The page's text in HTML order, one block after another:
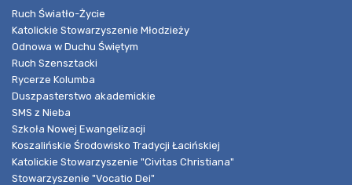
Ruch Światło-Życie
Katolickie Stowarzyszenie Młodzieży
Odnowa w Duchu Świętym
Ruch Szensztacki
Rycerze Kolumba
Duszpasterstwo akademickie
SMS z Nieba
Szkoła Nowej Ewangelizacji
Koszalińskie Środowisko Tradycji Łacińskiej
Katolickie Stowarzyszenie "Civitas Christiana"
Stowarzyszenie "Vocatio Dei"